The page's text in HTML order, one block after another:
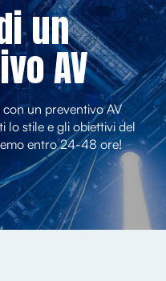
un
AV
un preventivo AV
lo stile e gli obiettivi del
entro 24-48 ore!